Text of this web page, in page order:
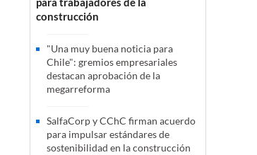
construcción
"Una muy buena noticia para
Chile": gremios empresariales
destacan aprobación de la
megarreforma
SalfaCorp y CChC firman acuerdo
para impulsar estándares de
sostenibilidad en la construcción